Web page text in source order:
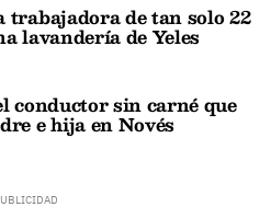
trabajadora de tan solo 22
lavandería de Yeles
conductor sin carné que
e hija en Novés